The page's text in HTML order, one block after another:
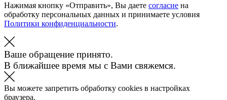
Нажимая кнопку «Отправить», Вы даете согласие на
обработку персональных данных и принимаете условия
Политики конфиденциальности.
Ваше обращение принято.
В ближайшее время мы с Вами свяжемся.
Вы можете запретить обработку cookies в настройках
браузера.